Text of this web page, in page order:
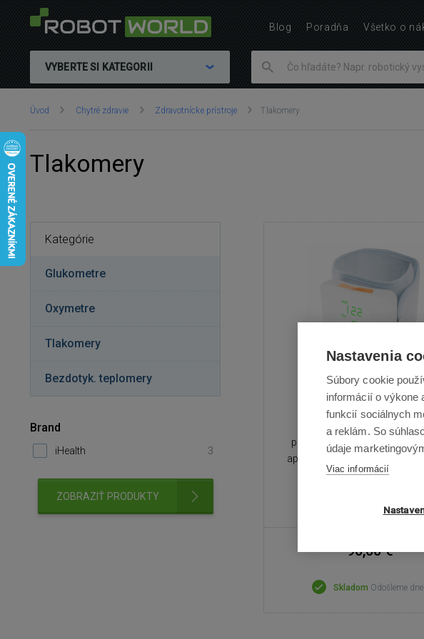
VYBERTE SI KATEGORII
Nachádzate
Úvod Chytré zdravie Zdravotnícke prístroje Tlakomery
Tlakomery
iHealth View BP7s
Automatický zápästný
posledných 120 záznamov
aplikácia iHealth MyVitals, LCD
90,00 €
Skladom Odošleme
Kategórie
Glukometre
Oxymetre
Tlakomery
Bezdotyk. teplomery
Brand
iHealth 3
ZOBRAZIŤ PRODUKTY
Blog Poradňa Všetko o
Nastavenia
Súbory cookie
informácií o výkone
funkcií sociálnych
a reklám. So
údaje
Viac informácií